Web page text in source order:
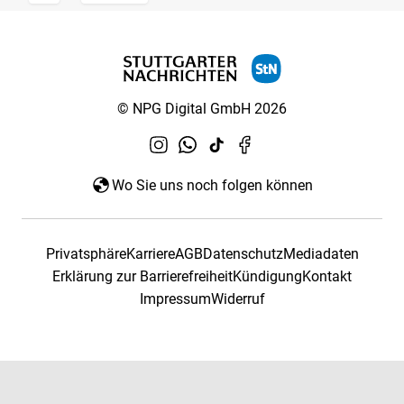
© NPG Digital GmbH 2026
Wo Sie uns noch folgen können
PrivatsphäreKarriereAGBDatenschutzMediadaten
Erklärung zur BarrierefreiheitKündigungKontakt
ImpressumWiderruf